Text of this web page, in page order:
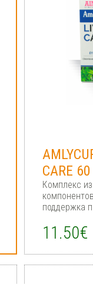
CARE
Комплекс
поддержка
11.50€